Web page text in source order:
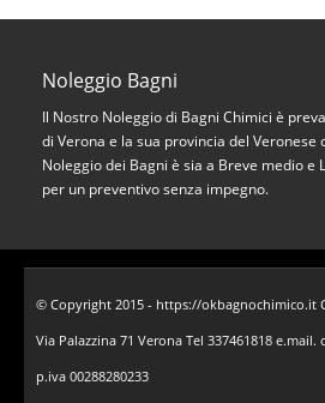
Noleggio Bagni
Il Nostro Noleggio di Bagni Chimici è
di Verona e la sua provincia del Veronese
Noleggio dei Bagni è sia a Breve medio e
per un preventivo senza impegno.
© Copyright 2015 - https://okbagnochimico.it
Via Palazzina 71 Verona Tel 337461818
p.iva 00288280233